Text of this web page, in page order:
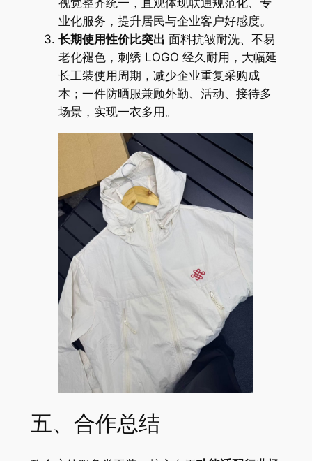
业化服务，提升居民与企业客户好感度。
长期使用性价比突出 面料抗皱耐洗、不易
老化褪色，刺绣 LOGO 经久耐用，大幅延
长工装使用周期，减少企业重复采购成
本；一件防晒服兼顾外勤、活动、接待多
场景，实现一衣多用。
五、合作总结